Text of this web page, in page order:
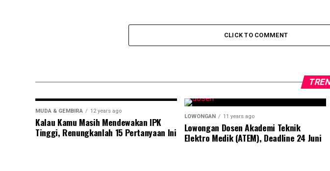
CLICK TO COMMENT
MUDA & GEMBIRA 12 years ago
Kalau Kamu Masih Mendewakan IPK
Tinggi, Renungkanlah 15 Pertanyaan Ini
LOWONGAN 11 years ago
Lowongan Dosen Akademi Teknik
Elektro Medik (ATEM), Deadline 24 Juni